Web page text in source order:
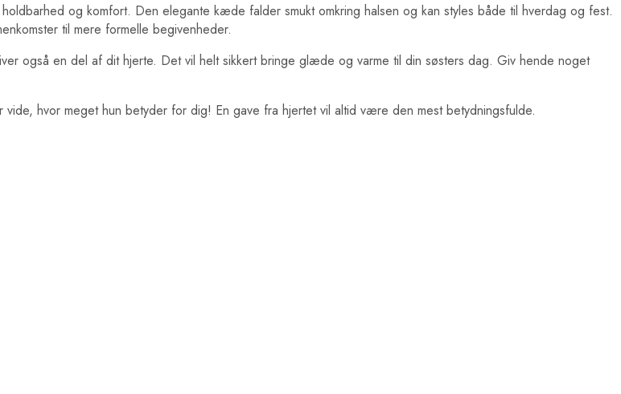
og komfort. Den elegante kæde falder smukt omkring halsen og kan styles både til hverdag og fest.
til mere formelle begivenheder.
også en del af dit hjerte. Det vil helt sikkert bringe glæde og varme til din søsters dag. Giv hende noget
hvor meget hun betyder for dig! En gave fra hjertet vil altid være den mest betydningsfulde.